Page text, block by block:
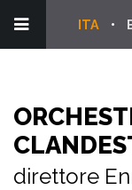
ITA
direttore